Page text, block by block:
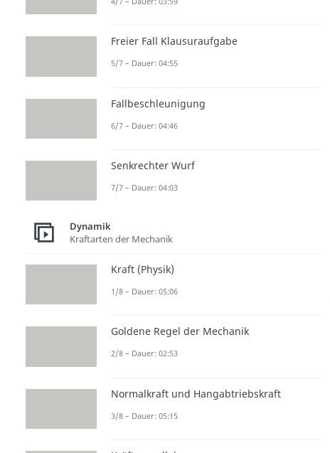
Freier Fall Klausuraufgabe
5/7 – Dauer: 04:55
Fallbeschleunigung
6/7 – Dauer: 04:46
Senkrechter Wurf
7/7 – Dauer: 04:03
Dynamik
Kraftarten der Mechanik
Kraft (Physik)
1/8 – Dauer: 05:06
Goldene Regel der Mechanik
2/8 – Dauer: 02:53
Normalkraft und Hangabtriebskraft
3/8 – Dauer: 05:15